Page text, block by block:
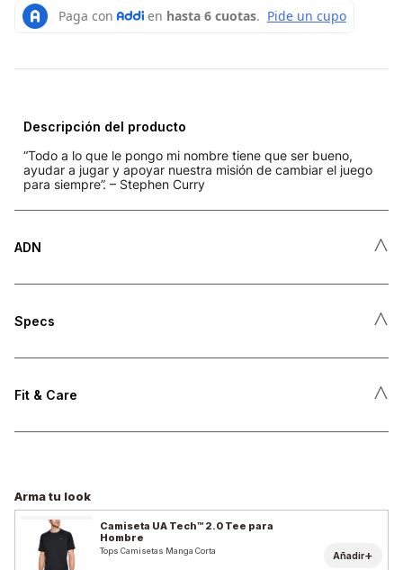
Descripción del producto
“Todo a lo que le pongo mi nombre tiene que ser bueno,
ayudar a jugar y apoyar nuestra misión de cambiar el juego
para siempre”. – Stephen Curry
ADN ˄
Specs ˄
Fit & Care ˄
Arma tu look
Camiseta UA Tech™ 2.0 Tee para
Hombre
Tops Camisetas Manga Corta Añadir+